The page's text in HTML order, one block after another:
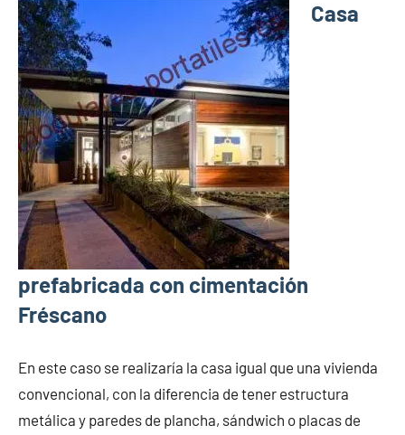
Casa
prefabricada con cimentación
Fréscano
En este caso se realizaría la casa igual que una vivienda
convencional, con la diferencia de tener estructura
metálica y paredes de plancha, sándwich o placas de